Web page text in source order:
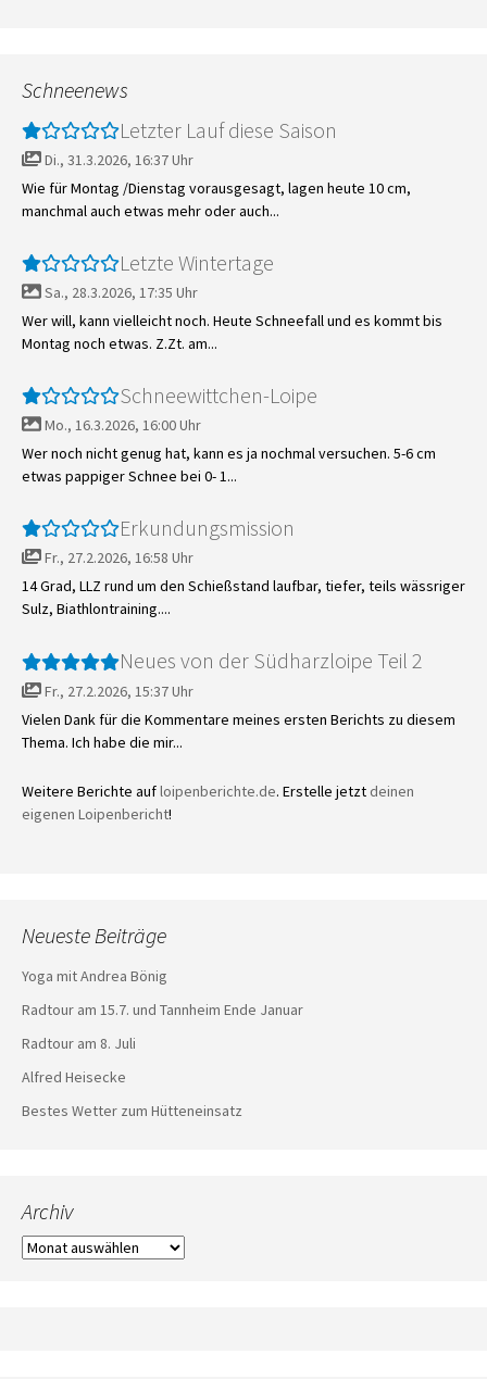
Schneenews
Letzter Lauf diese Saison
Di., 31.3.2026, 16:37 Uhr
Wie für Montag /Dienstag vorausgesagt, lagen heute 10 cm,
manchmal auch etwas mehr oder auch...
Letzte Wintertage
Sa., 28.3.2026, 17:35 Uhr
Wer will, kann vielleicht noch. Heute Schneefall und es kommt bis
Montag noch etwas. Z.Zt. am...
Schneewittchen-Loipe
Mo., 16.3.2026, 16:00 Uhr
Wer noch nicht genug hat, kann es ja nochmal versuchen. 5-6 cm
etwas pappiger Schnee bei 0- 1...
Erkundungsmission
Fr., 27.2.2026, 16:58 Uhr
14 Grad, LLZ rund um den Schießstand laufbar, tiefer, teils wässriger
Sulz, Biathlontraining....
Neues von der Südharzloipe Teil 2
Fr., 27.2.2026, 15:37 Uhr
Vielen Dank für die Kommentare meines ersten Berichts zu diesem
Thema. Ich habe die mir...
Weitere Berichte aufloipenberichte.de. Erstelle jetzt deinen
eigenen Loipenbericht!
Neueste Beiträge
Yoga mit Andrea Bönig
Radtour am 15.7. und Tannheim Ende Januar
Radtour am 8. Juli
Alfred Heisecke
Bestes Wetter zum Hütteneinsatz
Archiv
Archiv